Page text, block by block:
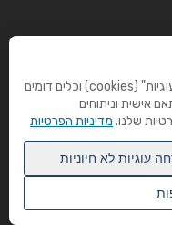
לידיעתכם, באתר זה נעשה שימוש ב"קבצי עוגיות" (cookies) וכלים דומים
אישית וניתוחים
שלנו. מדיניות הפרטיות
עוגיות לא חיוניות